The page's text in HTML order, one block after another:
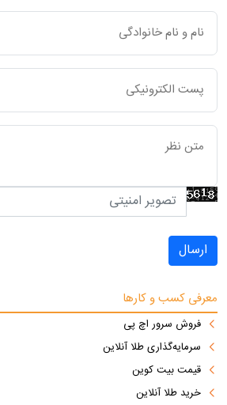
ارسال
معرفی کسب و کارها
فروش سرور اچ پی
سرمایه‌گذاری طلا آنلاین
قیمت بیت کوین
خرید طلا آنلاین